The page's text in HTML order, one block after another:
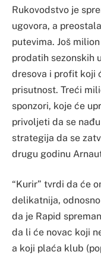
Rukovodstvo je
ugovora, a
putevima. Još
prodatih sezonskih
dresova i profit koji
prisutnost. Treći
sponzori, koje će
privoljeti da se
strategija da se
drugu godinu
“Kurir” tvrdi da će
delikatnija,
da je Rapid
da li će novac koji
a koji plaća klub